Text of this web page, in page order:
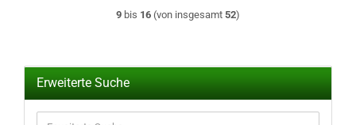
9 bis 16 (von insgesamt 52)
Erweiterte Suche